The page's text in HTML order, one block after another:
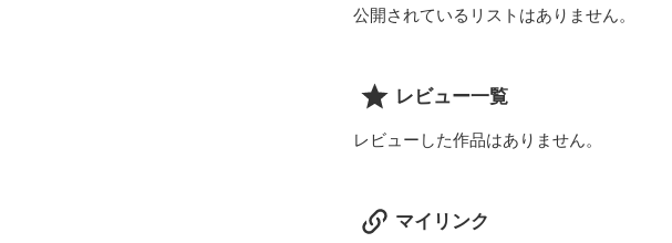
私と貴方の距離は、とても遠くて・・・。
・・・そんなことを考えたって
貴方は、もう空の上にいて・・・
公開されているリストはありません。
レビュー一覧
レビューした作品はありません。
マイリンク